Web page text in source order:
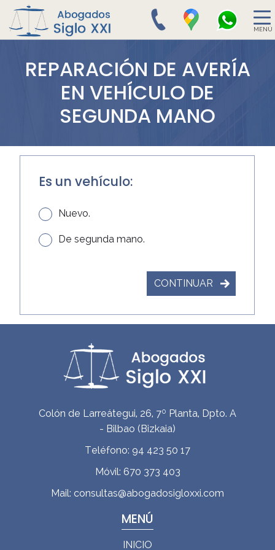
MENÚ
REPARACIÓN DE AVERÍA
EN VEHÍCULO DE
SEGUNDA MANO
Es un vehículo:
Nuevo.
De segunda mano.
CONTINUAR
Colón de Larreátegui, 26, 7º Planta, Dpto. A
- Bilbao (Bizkaia)
Teléfono: 94 423 50 17
Móvil: 670 373 403
Mail: consultas@abogadosigloxxi.com
MENÚ
INICIO